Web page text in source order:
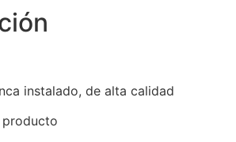
instalado, de alta calidad